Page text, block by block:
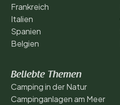
Frankreich
Italien
Spanien
Belgien
Beliebte Themen
Camping in der Natur
Campinganlagen am Meer